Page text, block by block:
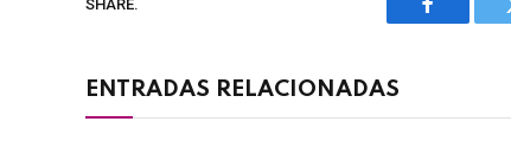
SHARE.
Facebook
ENTRADAS RELACIONADAS